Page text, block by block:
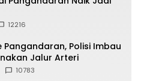
12216
Pangandaran, Polisi Imbau
Jalur Arteri
10783